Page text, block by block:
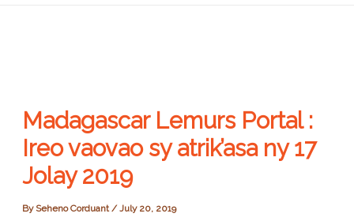
Madagascar Lemurs Portal :
Ireo vaovao sy atrik’asa ny 17
Jolay 2019
By Seheno Corduant/July 20, 2019